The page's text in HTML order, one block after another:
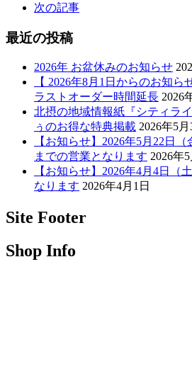
次の記事
最近の投稿
2026年 お盆休みのお知らせ
【 2026年8月1日からのお知ら
ラストオーダー時間延長 2026
北摂の地域情報紙『シティラ
ぅのお得な特典掲載 2026年5月
【お知らせ】2026年5月22日
までの営業となります 2026年5
【お知らせ】2026年4月4日（
なります 2026年4月1日
Site Footer
Shop Info